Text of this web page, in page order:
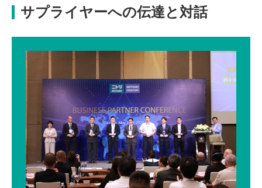
サプライヤーへの伝達と対話